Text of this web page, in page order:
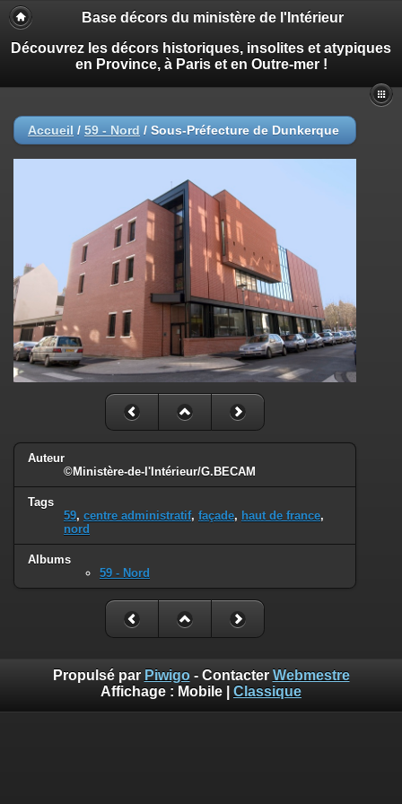
Base décors du ministère de l'Intérieur
Découvrez les décors historiques, insolites et atypiques
en Province, à Paris et en Outre-mer !
Accueil / 59 - Nord / Sous-Préfecture de Dunkerque
Auteur
©Ministère-de-l'Intérieur/G.BECAM
Tags
59, centre administratif, façade, haut de france,
nord
Albums
59 - Nord
Propulsé par Piwigo- Contacter Webmestre
Affichage : Mobile Classique